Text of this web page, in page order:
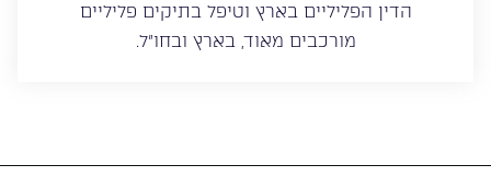
הדין הפליליים בארץ וטיפל בתיקים פליליים
מורכבים מאוד, בארץ ובחו”ל.